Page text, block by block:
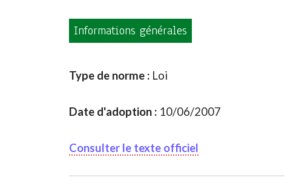
Informations générales
Type de norme : Loi
Date d'adoption : 10/06/2007
Consulter le texte officiel